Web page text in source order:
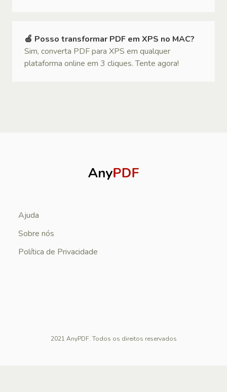
🍏 Posso transformar PDF em XPS no MAC?
Sim, converta PDF para XPS em qualquer
plataforma online em 3 cliques. Tente agora!
Ajuda
Sobre nós
Política de Privacidade
2021 AnyPDF. Todos os direitos reservados